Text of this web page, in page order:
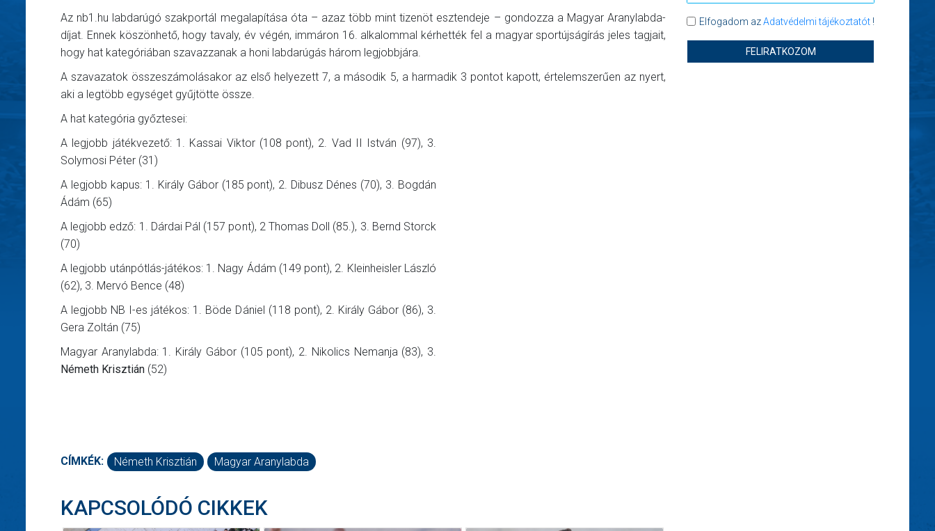
Az nb1.hu labdarúgó szakportál megalapítása óta – azaz több mint tizenöt esztendeje – gondozza a Magyar Aranylabda-
díjat. Ennek köszönhető, hogy tavaly, év végén, immáron 16. alkalommal kérhették fel a magyar sportújságírás jeles tagjait,
hogy hat kategóriában szavazzanak a honi labdarúgás három legjobbjára.
A szavazatok összeszámolásakor az első helyezett 7, a második 5, a harmadik 3 pontot kapott, értelemszerűen az nyert,
aki a legtöbb egységet gyűjtötte össze.
A hat kategória győztesei:
A legjobb játékvezető: 1. Kassai Viktor (108 pont), 2. Vad II István (97), 3.
Solymosi Péter (31)
A legjobb kapus: 1. Király Gábor (185 pont), 2. Dibusz Dénes (70), 3. Bogdán
Ádám (65)
A legjobb edző: 1. Dárdai Pál (157 pont), 2 Thomas Doll (85.), 3. Bernd Storck
(70)
A legjobb utánpótlás-játékos: 1. Nagy Ádám (149 pont), 2. Kleinheisler László
(62), 3. Mervó Bence (48)
A legjobb NB I-es játékos: 1. Böde Dániel (118 pont), 2. Király Gábor (86), 3.
Gera Zoltán (75)
Magyar Aranylabda: 1. Király Gábor (105 pont), 2. Nikolics Nemanja (83), 3.
Németh Krisztián (52)
CÍMKÉK: Németh Krisztián Magyar Aranylabda
KAPCSOLÓDÓ CIKKEK
Elfogadom azAdatvédelmi tájékoztatót!
FELIRATKOZOM